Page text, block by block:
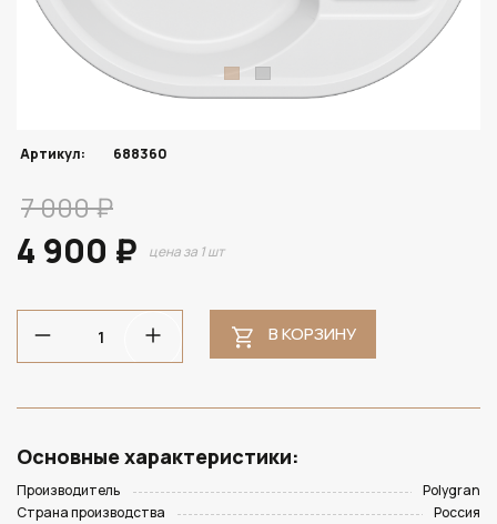
Артикул: 688360
7 000 ₽
4 900 ₽ цена за 1 шт
В КОРЗИНУ
Основные характеристики:
Производитель
Polygran
Страна производства
Россия